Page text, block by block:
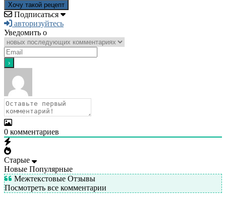
Хочу такой рецепт
Подписаться
авторизуйтесь
Уведомить о
0 комментариев
Старые
Новые Популярные
Межтекстовые Отзывы
Посмотреть все комментарии